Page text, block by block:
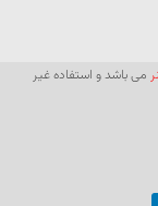
می باشد و استفاده غیر